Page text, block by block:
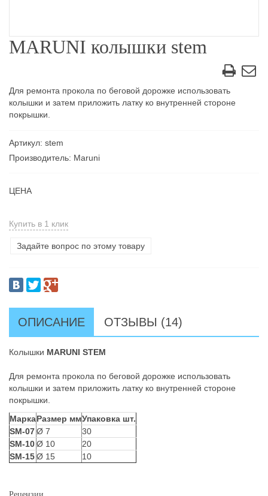
MARUNI колышки stem
Для ремонта прокола по беговой дорожке использовать
колышки и затем приложить латку ко внутренней стороне
покрышки.
Артикул: stem
Производитель: Maruni
ЦЕНА
Купить в 1 клик
Задайте вопрос по этому товару
ОПИСАНИЕ ОТЗЫВЫ (14)
Колышки MARUNI STEM
Для ремонта прокола по беговой дорожке использовать
колышки и затем приложить латку ко внутренней стороне
покрышки.
МаркаРазмер ммУпаковка шт.
SM-07Ø 7
30
SM-10Ø 10
20
SM-15Ø 15 10